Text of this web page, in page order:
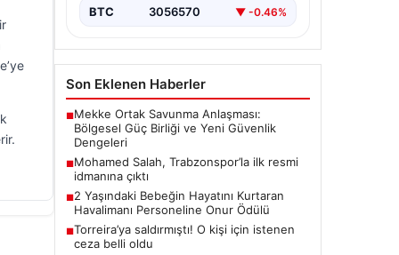
BTC 3056570 ▼ -0.46%
Son Eklenen Haberler
■Mekke Ortak Savunma Anlaşması:
Bölgesel Güç Birliği ve Yeni Güvenlik
Dengeleri
■Mohamed Salah, Trabzonspor’la ilk resmi
idmanına çıktı
■2 Yaşındaki Bebeğin Hayatını Kurtaran
Havalimanı Personeline Onur Ödülü
■Torreira’ya saldırmıştı! O kişi için istenen
ceza belli oldu